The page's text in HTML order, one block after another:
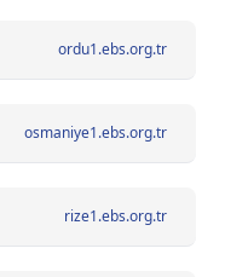
ordu1.ebs.org.tr
osmaniye1.ebs.org.tr
rize1.ebs.org.tr